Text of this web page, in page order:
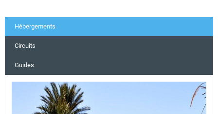
Hébergements
Circuits
Guides